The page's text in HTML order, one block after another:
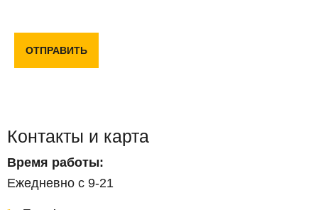
ОТПРАВИТЬ
Контакты и карта
Время работы:
Ежедневно с 9-21